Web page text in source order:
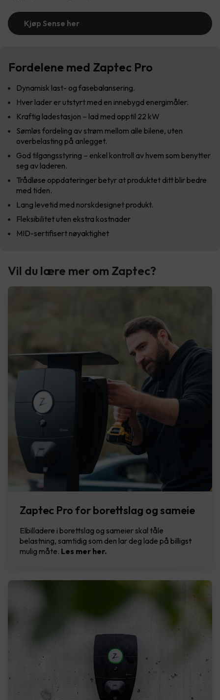
Kjøp Sense her
Fordelene med Zaptec Pro
Dynamisk last- og fasebalansering.
Hver lader er utstyrt med en innebygd energimåler.
Kraftig ladestasjon – lad med opptil 22 kW
Sømløs fordeling av strøm mellom alle bilene, uten
overbelasting på anlegget.
God tilgangsstyring – enkel kontroll av hvem som benytter
seg av laderen.
Trådløse oppdateringer betyr at produktet ditt blir bedre
med tiden.
Lang levetid med norskdesignet produkt.
Fleksibilitet uten ekstra kostnader
MID-sertifisert nøyaktighet
Vil du lære mer om Zaptec?
Zaptec Pro for borettslag og sameie
Elbilladere i borettslag og sameier skal tåle
belastning, samtidig som den lar deg lade på billigst
mulig måte. Les mer her.